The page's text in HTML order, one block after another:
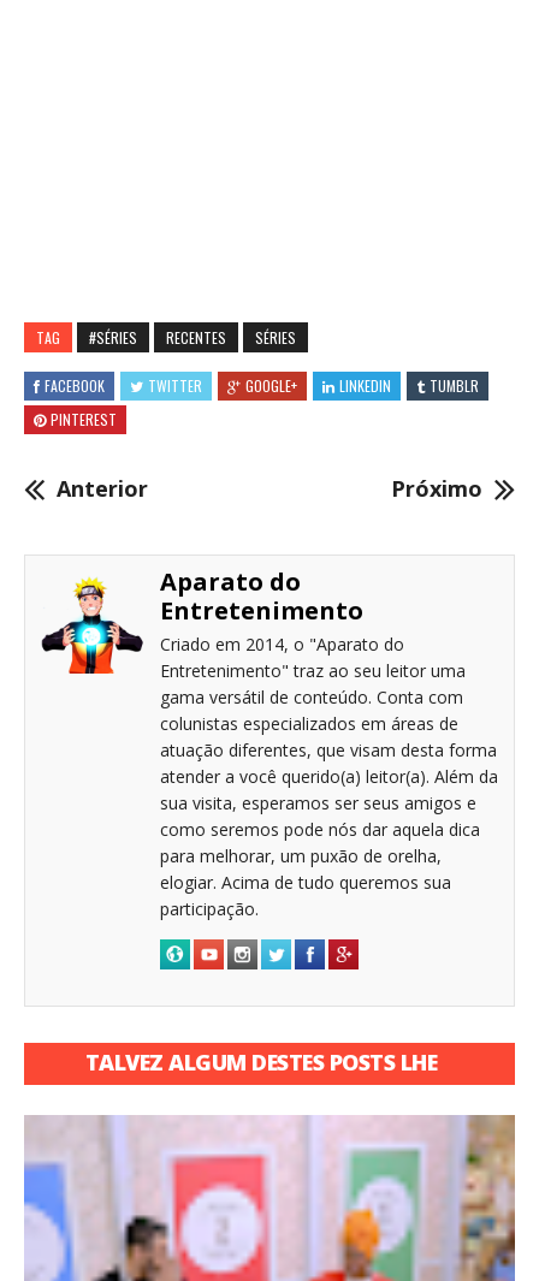
TAG #SÉRIES RECENTES SÉRIES
FACEBOOK TWITTER GOOGLE+ LINKEDIN
TUMBLR
PINTEREST
Anterior Próximo
Aparato do
Entretenimento
Criado em 2014, o "Aparato do
Entretenimento" traz ao seu leitor uma
gama versátil de conteúdo. Conta com
colunistas especializados em áreas de
atuação diferentes, que visam desta forma
atender a você querido(a) leitor(a). Além da
sua visita, esperamos ser seus amigos e
como seremos pode nós dar aquela dica
para melhorar, um puxão de orelha,
elogiar. Acima de tudo queremos sua
participação.
TALVEZ ALGUM DESTES POSTS LHE